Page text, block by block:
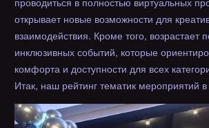
открывает новые возможности для
взаимодействия. Кроме того, возрастает
инклюзивных событий, которые
комфорта и доступности для всех
Итак, наш рейтинг тематик мероприятий в